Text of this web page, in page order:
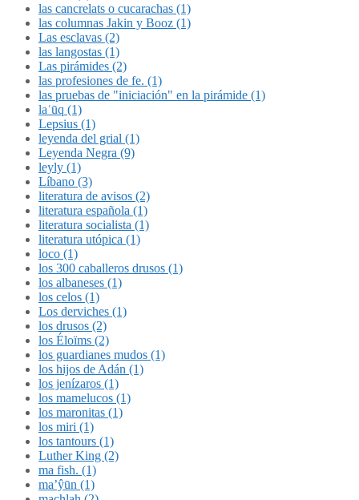
las cancrelats o cucarachas (1)
las columnas Jakin y Booz (1)
Las esclavas (2)
las langostas (1)
Las pirámides (2)
las profesiones de fe. (1)
las pruebas de "iniciación" en la pirámide (1)
laʿūq (1)
Lepsius (1)
leyenda del grial (1)
Leyenda Negra (9)
leyly (1)
Líbano (3)
literatura de avisos (2)
literatura española (1)
literatura socialista (1)
literatura utópica (1)
loco (1)
los 300 caballeros drusos (1)
los albaneses (1)
los celos (1)
Los derviches (1)
los drusos (2)
los Éloïms (2)
los guardianes mudos (1)
los hijos de Adán (1)
los jenízaros (1)
los mamelucos (1)
los maronitas (1)
los miri (1)
los tantours (1)
Luther King (2)
ma fish. (1)
ma’ŷūn (1)